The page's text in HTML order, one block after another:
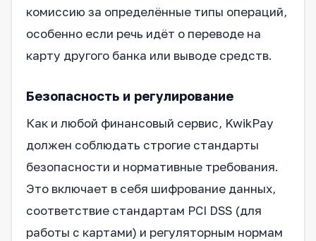
комиссию за определённые типы операций,
особенно если речь идёт о переводе на
карту другого банка или выводе средств.
Безопасность и регулирование
Как и любой финансовый сервис, KwikPay
должен соблюдать строгие стандарты
безопасности и нормативные требования.
Это включает в себя шифрование данных,
соответствие стандартам PCI DSS (для
работы с картами) и регуляторным нормам